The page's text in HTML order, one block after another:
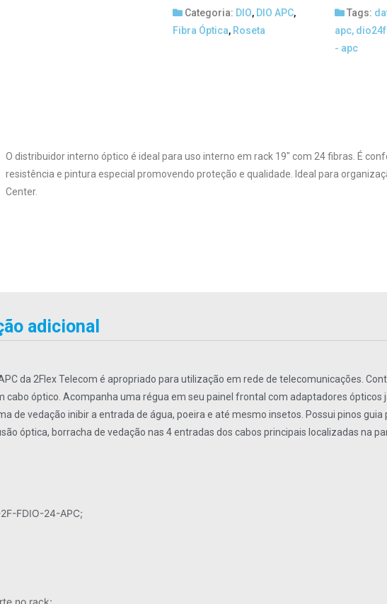
Categoria: DIO, DIO APC,
Fibra Óptica, Roseta
Tags:
apc,
- apc
O distribuidor interno óptico é ideal para uso interno em rack 19″ com 24 fibras. É
resistência e pintura especial promovendo proteção e qualidade. Ideal para
Center.
adicional
da 2Flex Telecom é apropriado para utilização em rede de telecomunicações.
óptico. Acompanha uma régua em seu painel frontal com adaptadores ópticos
de vedação inibir a entrada de água, poeira e até mesmo insetos. Possui pinos guia
óptica, borracha de vedação nas 4 entradas dos cabos principais localizadas na
FDIO-24-APC;
no rack;